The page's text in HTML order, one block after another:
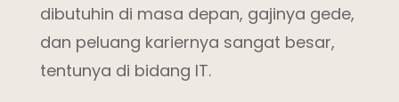
dibutuhin di masa depan, gajinya gede,
dan peluang kariernya sangat besar,
tentunya di bidang IT.